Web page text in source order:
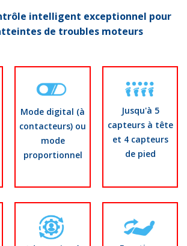
intelligent exceptionnel pour
de troubles moteurs
Mode digital (à
contacteurs) ou
mode
proportionnel
Jusqu'à 5
capteurs à tête
et 4 capteurs
de pied